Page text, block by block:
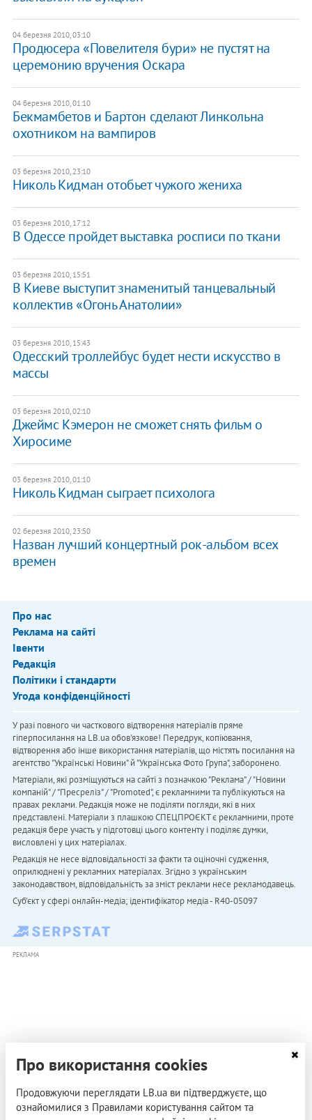
04 березня 2010, 03:10
Продюсера «Повелителя бури» не пустят на
церемонию вручения Оскара
04 березня 2010, 01:10
Бекмамбетов и Бартон сделают Линкольна
охотником на вампиров
03 березня 2010, 23:10
Николь Кидман отобьет чужого жениха
03 березня 2010, 17:12
В Одессе пройдет выставка росписи по ткани
03 березня 2010, 15:51
В Киеве выступит знаменитый танцевальный
коллектив «Огонь Анатолии»
03 березня 2010, 15:43
Одесский троллейбус будет нести искусство в
массы
03 березня 2010, 02:10
Джеймс Кэмерон не сможет снять фильм о
Хиросиме
03 березня 2010, 01:10
Николь Кидман сыграет психолога
02 березня 2010, 23:50
Назван лучший концертный рок-альбом всех
времен
Про нас
Реклама на сайті
Івенти
Редакція
Політики і стандарти
Угода конфіденційності
У разі повного чи часткового відтворення матеріалів пряме
гіперпосилання на LB.ua обов'язкове! Передрук, копіювання,
відтворення або інше використання матеріалів, що містять посилання на
агентство "Українськi Новини" й "Українська Фото Група", заборонено.
Матеріали, які розміщуються на сайті з позначкою "Реклама" / "Новини
компаній" / "Пресреліз" / "Promoted", є рекламними та публікуються на
правах реклами. Редакція може не поділяти погляди, які в них
представлені. Матеріали з плашкою СПЕЦПРОЄКТ є рекламними, проте
редакція бере участь у підготовці цього контенту і поділяє думки,
висловлені у цих матеріалах.
Редакція не несе відповідальності за факти та оціночні судження,
оприлюднені у рекламних матеріалах. Згідно з українським
законодавством, відповідальність за зміст реклами несе рекламодавець.
Cуб'єкт у сфері онлайн-медіа; ідентифікатор медіа - R40-05097
РЕКЛАМА
Про використання cookies
Продовжуючи переглядати LB.ua ви підтверджуєте, що
ознайомилися з Правилами користування сайтом та